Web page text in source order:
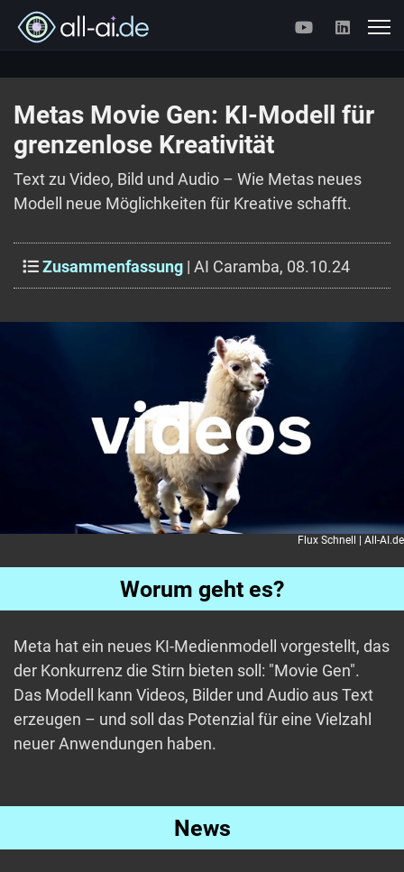
Metas Movie Gen: KI-Modell für
grenzenlose Kreativität
Text zu Video, Bild und Audio – Wie Metas neues
Modell neue Möglichkeiten für Kreative schafft.
Zusammenfassung | AI Caramba, 08.10.24
Flux Schnell | All-AI.de
Worum geht es?
Meta hat ein neues KI-Medienmodell vorgestellt, das
der Konkurrenz die Stirn bieten soll: "Movie Gen".
Das Modell kann Videos, Bilder und Audio aus Text
erzeugen – und soll das Potenzial für eine Vielzahl
neuer Anwendungen haben.
News